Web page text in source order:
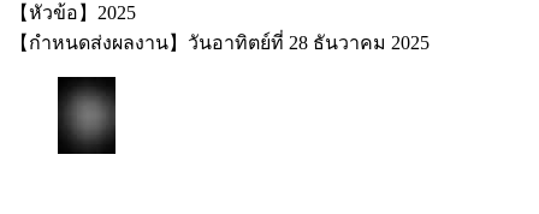
【หัวข้อ】2025
【กำหนดส่งผลงาน】วันอาทิตย์ที่ 28 ธันวาคม 2025